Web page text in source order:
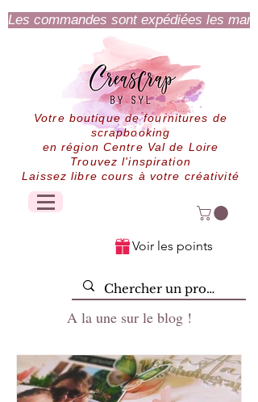
Les commandes sont expédiées les
Votre boutique de fournitures de
scrapbooking
en région Centre Val de Loire
Trouvez l'inspiration
Laissez libre cours à votre créativité
Voir les points
A la une sur le blog !